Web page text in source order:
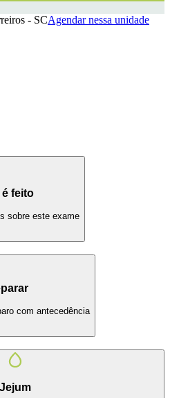
- SCAgendar nessa unidade
feito
sobre este exame
com antecedência
Jejum